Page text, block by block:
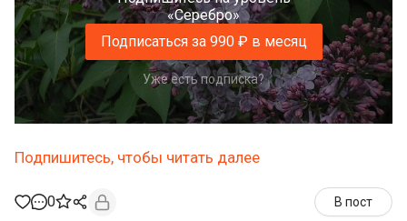
«Серебро»
Подписаться за 990 ₽ в месяц
Уже есть подписка?
Подпишитесь, чтобы читать далее
0 В пост